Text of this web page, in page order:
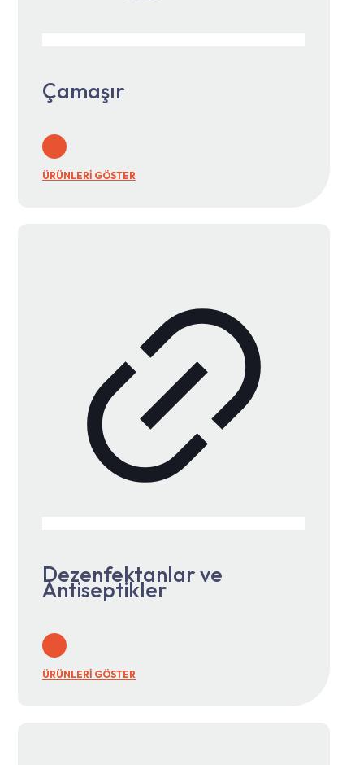
Çamaşır
ÜRÜNLERİ GÖSTER
Dezenfektanlar ve
Antiseptikler
ÜRÜNLERİ GÖSTER